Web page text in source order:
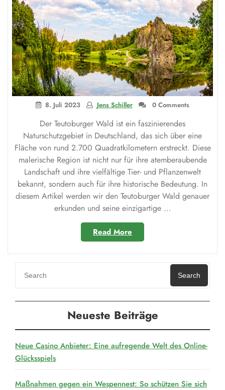
8. Juli 2023 Jens Schiller 0 Comments
Der Teutoburger Wald ist ein faszinierendes
Naturschutzgebiet in Deutschland, das sich über eine
Fläche von rund 2.700 Quadratkilometern erstreckt. Diese
malerische Region ist nicht nur für ihre atemberaubende
Landschaft und ihre vielfältige Tier- und Pflanzenwelt
bekannt, sondern auch für ihre historische Bedeutung. In
diesem Artikel werden wir den Teutoburger Wald genauer
erkunden und seine einzigartige …
Read More
Wald:
Ein
Naturschutzgebiet
reicher
Search
Neueste Beiträge
Neue Casino Anbieter: Eine aufregende Welt des Online-
Glücksspiels
Maßnahmen gegen ein Wespennest: So schützen Sie sich